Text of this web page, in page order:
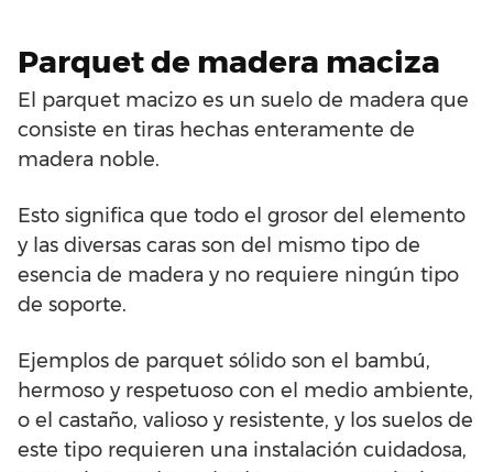
Parquet de madera maciza
El parquet macizo es un suelo de madera que
consiste en tiras hechas enteramente de
madera noble.
Esto significa que todo el grosor del elemento
y las diversas caras son del mismo tipo de
esencia de madera y no requiere ningún tipo
de soporte.
Ejemplos de parquet sólido son el bambú,
hermoso y respetuoso con el medio ambiente,
o el castaño, valioso y resistente, y los suelos de
este tipo requieren una instalación cuidadosa,